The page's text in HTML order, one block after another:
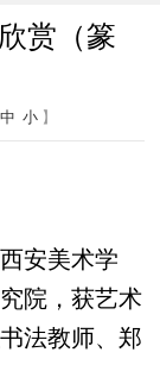
赏（篆
中 小 】
安美术学
院，获艺术
法教师、郑